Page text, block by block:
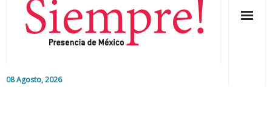
08 Agosto, 2026